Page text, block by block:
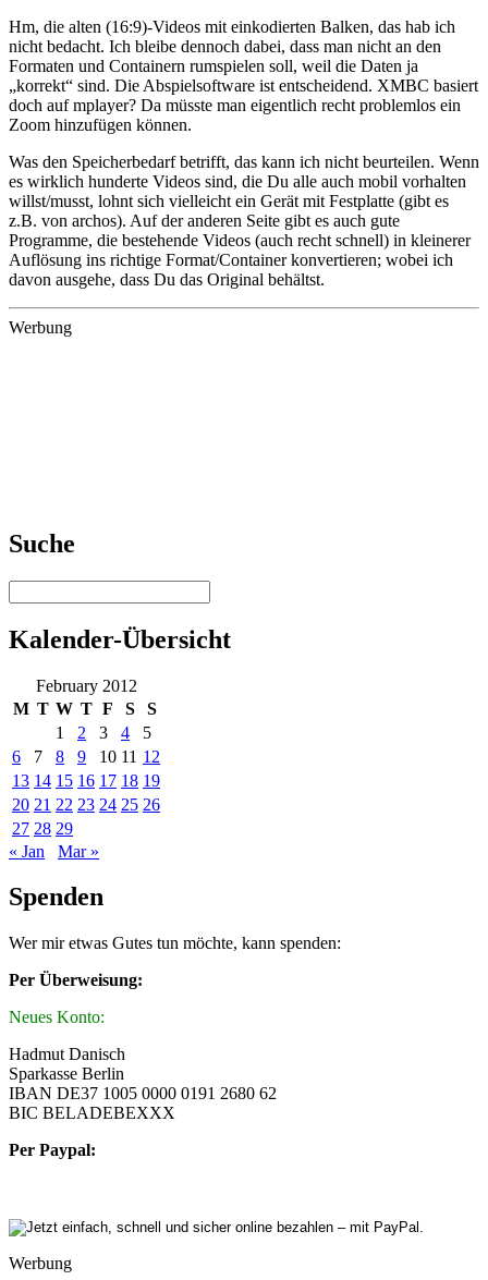
Hm, die alten (16:9)-Videos mit einkodierten Balken, das hab ich
nicht bedacht. Ich bleibe dennoch dabei, dass man nicht an den
Formaten und Containern rumspielen soll, weil die Daten ja
„korrekt“ sind. Die Abspielsoftware ist entscheidend. XMBC basiert
doch auf mplayer? Da müsste man eigentlich recht problemlos ein
Zoom hinzufügen können.
Was den Speicherbedarf betrifft, das kann ich nicht beurteilen. Wenn
es wirklich hunderte Videos sind, die Du alle auch mobil vorhalten
willst/musst, lohnt sich vielleicht ein Gerät mit Festplatte (gibt es
z.B. von archos). Auf der anderen Seite gibt es auch gute
Programme, die bestehende Videos (auch recht schnell) in kleinerer
Auflösung ins richtige Format/Container konvertieren; wobei ich
davon ausgehe, dass Du das Original behältst.
Werbung
Suche
Kalender-Übersicht
February 2012
M T W T F S
S
1
2 3 4
5
6
7 8 9 10 11 12
13 14 15 16 17 18 19
20 21 22 23 24 25 26
27 28 29
« Jan
Mar »
Spenden
Wer mir etwas Gutes tun möchte, kann spenden:
Per Überweisung:
Neues Konto:
Hadmut Danisch
Sparkasse Berlin
IBAN DE37 1005 0000 0191 2680 62
BIC BELADEBEXXX
Per Paypal:
Werbung